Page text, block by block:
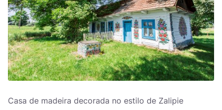
Casa de madeira decorada no estilo de Zalipie